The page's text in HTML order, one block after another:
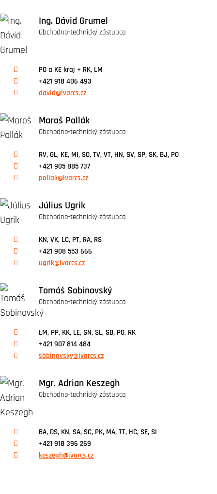
Ing. Dávid Grumel
Obchodno-technický zástupca
PO a KE kraj + RK, LM
+421 918 406 493
david@ivarcs.cz
Maroš Pollák
Obchodno-technický zástupca
RV, GL, KE, MI, SO, TV, VT, HN, SV, SP, SK, BJ, PO
+421 905 885 737
pollak@ivarcs.cz
Július Ugrik
Obchodno-technický zástupca
KN, VK, LC, PT, RA, RS
+421 908 553 666
ugrik@ivarcs.cz
Tomáš Sobinovský
Obchodno-technický zástupca
LM, PP, KK, LE, SN, SL, SB, PO, RK
+421 907 814 484
sobinovsky@ivarcs.cz
Mgr. Adrian Keszegh
Obchodno-technický zástupca
BA, DS, KN, SA, SC, PK, MA, TT, HC, SE, SI
+421 918 396 269
keszegh@ivarcs.cz